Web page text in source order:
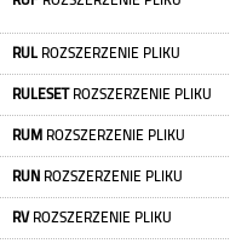
RULROZSZERZENIE PLIKU
RULESETROZSZERZENIE PLIKU
RUM ROZSZERZENIE PLIKU
RUN ROZSZERZENIE PLIKU
RVROZSZERZENIE PLIKU